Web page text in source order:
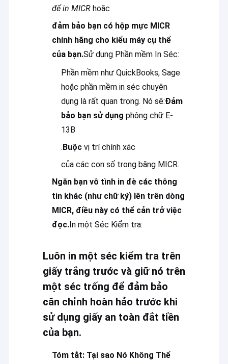
Sản phẩm
Hướng dẫn VR
Tham quan nhà máy
Kiểm soát chất lượng
Tin tức
Mực In Offset
Mực UV Offset
Mực in bảo mật
để in MICR hoặc
đảm bảo bạn có hộp mực MICR
chính hãng cho kiểu máy cụ thể
của bạn.Sử dụng Phần mềm In Séc:
Phần mềm như QuickBooks, Sage
hoặc phần mềm in séc chuyên
dụng là rất quan trọng. Nó sẽ:Đảm
bảo bạn sử dụng phông chữ E-
13B
. Buộc vị trí chính xác
của các con số trong băng MICR.
Ngăn bạn vô tình in đè các thông
tin khác (như chữ ký) lên trên dòng
MICR, điều này có thể cản trở việc
đọc.In một Séc Kiểm tra:
Luôn in một séc kiểm tra trên
giấy trắng trước và giữ nó trên
một séc trống để đảm bảo
căn chỉnh hoàn hảo trước khi
sử dụng giấy an toàn đắt tiền
của bạn.
Tóm tắt: Tại sao Nó Không Thể
có chuyên nghiệp của chúng tôi mực R & D bộ phận trong hơn 20
năm từ năm 2004.Chúng tôi là chuyên gia tham gia nghiên cứu,
phát triển, bán và dịch vụ của Offset / UV flexo / Mực in dựa trên
nước, mực bảo mật, phụ tùng in, vật liệu in, máy in v.v.Hơn nữaĐể
đáp ứng nhu cầu của khách hàng, chúng tôi có thể sản xuất tất
cả các loại mực màu Pantone.